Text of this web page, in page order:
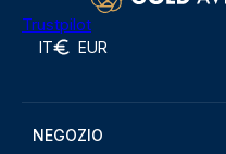
Trustpilot
IT EUR
NEGOZIO